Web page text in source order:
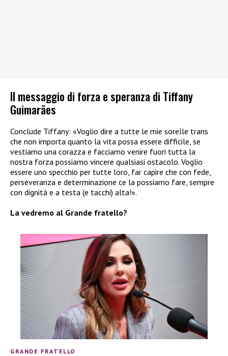
Il messaggio di forza e speranza di Tiffany
Guimarães
Conclude Tiffany: «Voglio dire a tutte le mie sorelle trans
che non importa quanto la vita possa essere difficile, se
vestiamo una corazza e facciamo venire fuori tutta la
nostra forza possiamo vincere qualsiasi ostacolo. Voglio
essere uno specchio per tutte loro, far capire che con fede,
perseveranza e determinazione ce la possiamo fare, sempre
con dignità e a testa (e tacchi) alta!».
La vedremo al Grande fratello?
GRANDE FRATELLO